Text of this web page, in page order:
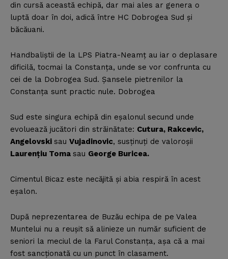
din cursă această echipă, dar mai ales ar genera o
luptă doar în doi, adică între HC Dobrogea Sud şi
băcăuani.
Handbaliştii de la LPS Piatra-Neamţ au iar o deplasare
dificilă, tocmai la Constanţa, unde se vor confrunta cu
cei de la Dobrogea Sud. Şansele pietrenilor la
Constanţa sunt practic nule. Dobrogea
Sud este singura echipă din eşalonul secund unde
evoluează jucători din străinătate: Cutura, Rakcevic,
Angelovski sau Vujadinovic, susţinuţi de valoroşii
Laurenţiu Toma sau George Buricea.
Cimentul Bicaz este necăjită şi abia respiră în acest
eşalon.
După neprezentarea de Buzău echipa de pe Valea
Muntelui nu a reuşit să alinieze un număr suficient de
seniori la meciul de la Farul Constanţa, aşa că a mai
fost sancţionată cu un punct în clasament.